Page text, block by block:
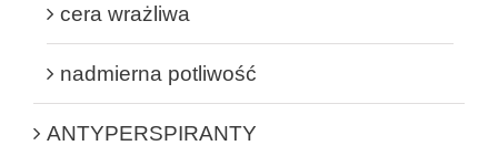
cera wrażliwa
nadmierna potliwość
ANTYPERSPIRANTY